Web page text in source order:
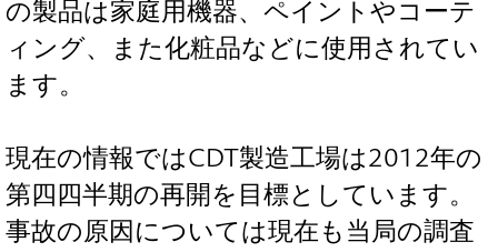
の製品は家庭用機器、ペイントやコーテ
ィング、また化粧品などに使用されてい
ます。
現在の情報ではCDT製造工場は2012年の
第四四半期の再開を目標としています。
事故の原因については現在も当局の調査